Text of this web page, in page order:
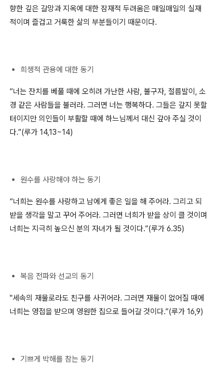
향한 깊은 갈망과 지옥에 대한 잠재적 두려움은 매일매일의 실재
적이며 즐겁고 거룩한 삶의 부분들이기 때문이다.
희생적 관용에 대한 동기
“너는 잔치를 베풀 때에 오히려 가난한 사람, 불구자, 절름발이, 소
경 같은 사람들을 불러라. 그러면 너는 행복하다. 그들은 갚지 못할
터이지만 의인들이 부활할 때에 하느님께서 대신 갚아 주실 것이
다.”(루가 14,13~14)
원수를 사랑해야 하는 동기
“너희는 원수를 사랑하고 남에게 좋은 일을 해 주어라. 그리고 되
받을 생각을 말고 꾸어 주어라. 그러면 너희가 받을 상이 클 것이며
너희는 지극히 높으신 분의 자녀가 될 것이다.”(루가 6.35)
복음 전파와 선교의 동기
"세속의 재물로라도 친구를 사귀어라. 그러면 재물이 없어질 때에
너희는 영접을 받으며 영원한 집으로 들어갈 것이다.”(루가 16,9)
기쁘게 박해를 참는 동기